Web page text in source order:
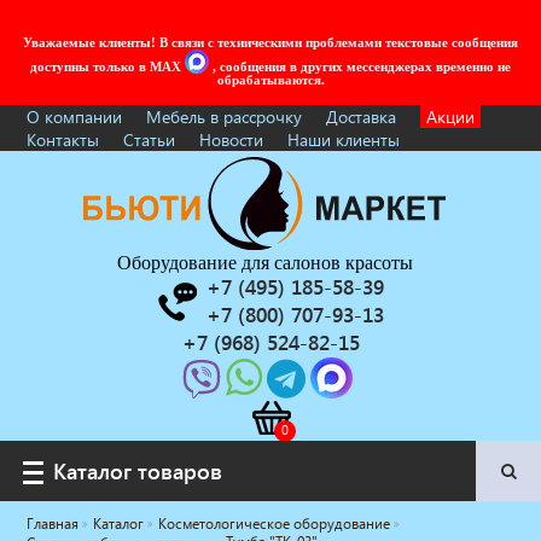
Уважаемые клиенты! В связи с техническими проблемами текстовые сообщения
доступны только в MAX
, сообщения в других мессенджерах временно не
обрабатываются.
О компании Мебель в рассрочку Доставка
Акции
Контакты
Статьи Новости Наши клиенты
Оборудование для салонов красоты
+7 (495) 185-58-39
+7 (800) 707-93-13
+7 (968) 524-82-15
Каталог товаров
Каталог товаров
Главная Каталог
Косметологическое оборудование